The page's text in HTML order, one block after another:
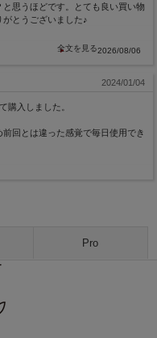
思うほどです。とても良い買い物
とうございました♪
2026/08/06
2024/01/04
購入しました。
回とは違った感覚で毎日使用でき
Pro